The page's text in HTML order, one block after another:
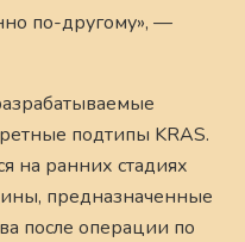
по-другому», —
подтипы KRAS.
на ранних стадиях
предназначенные
после операции по